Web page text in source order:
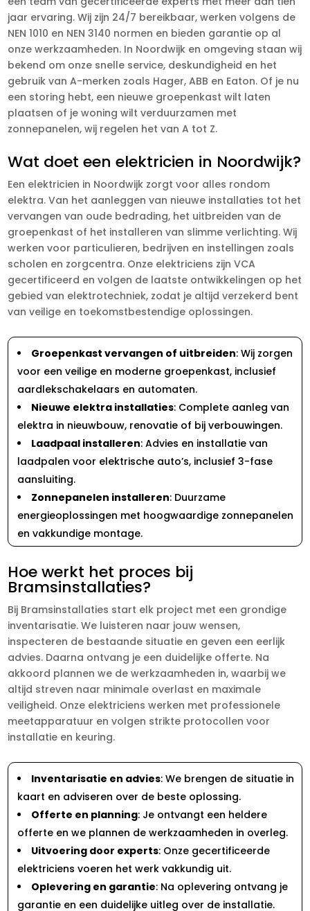
jaar ervaring. Wij zijn 24/7 bereikbaar, werken volgens de
NEN 1010 en NEN 3140 normen en bieden garantie op al
onze werkzaamheden. In Noordwijk en omgeving staan wij
bekend om onze snelle service, deskundigheid en het
gebruik van A-merken zoals Hager, ABB en Eaton. Of je nu
een storing hebt, een nieuwe groepenkast wilt laten
plaatsen of je woning wilt verduurzamen met
zonnepanelen, wij regelen het van A tot Z.
Wat doet een elektricien in Noordwijk?
Een elektricien in Noordwijk zorgt voor alles rondom
elektra. Van het aanleggen van nieuwe installaties tot het
vervangen van oude bedrading, het uitbreiden van de
groepenkast of het installeren van slimme verlichting. Wij
werken voor particulieren, bedrijven en instellingen zoals
scholen en zorgcentra. Onze elektriciens zijn VCA
gecertificeerd en volgen de laatste ontwikkelingen op het
gebied van elektrotechniek, zodat je altijd verzekerd bent
van veilige en toekomstbestendige oplossingen.
Groepenkast vervangen of uitbreiden: Wij zorgen
voor een veilige en moderne groepenkast, inclusief
aardlekschakelaars en automaten.
Nieuwe elektra installaties: Complete aanleg van
elektra in nieuwbouw, renovatie of bij verbouwingen.
Laadpaal installeren: Advies en installatie van
laadpalen voor elektrische auto’s, inclusief 3-fase
aansluiting.
Zonnepanelen installeren: Duurzame
energieoplossingen met hoogwaardige zonnepanelen
en vakkundige montage.
Hoe werkt het proces bij
Bramsinstallaties?
Bij Bramsinstallaties start elk project met een grondige
inventarisatie. We luisteren naar jouw wensen,
inspecteren de bestaande situatie en geven een eerlijk
advies. Daarna ontvang je een duidelijke offerte. Na
akkoord plannen we de werkzaamheden in, waarbij we
altijd streven naar minimale overlast en maximale
veiligheid. Onze elektriciens werken met professionele
meetapparatuur en volgen strikte protocollen voor
installatie en keuring.
Inventarisatie en advies: We brengen de situatie in
kaart en adviseren over de beste oplossing.
Offerte en planning: Je ontvangt een heldere
offerte en we plannen de werkzaamheden in overleg.
Uitvoering door experts: Onze gecertificeerde
elektriciens voeren het werk vakkundig uit.
Oplevering en garantie: Na oplevering ontvang je
garantie en een duidelijke uitleg over de installatie.